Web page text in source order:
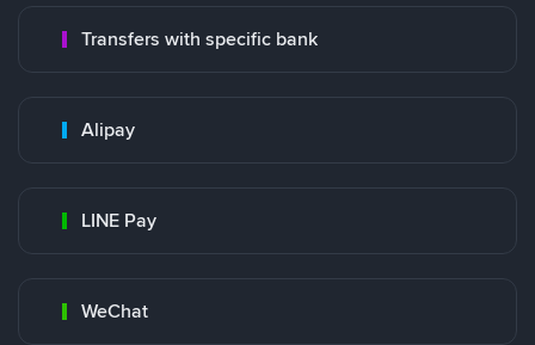
Transfers with specific bank
Alipay
LINE Pay
WeChat